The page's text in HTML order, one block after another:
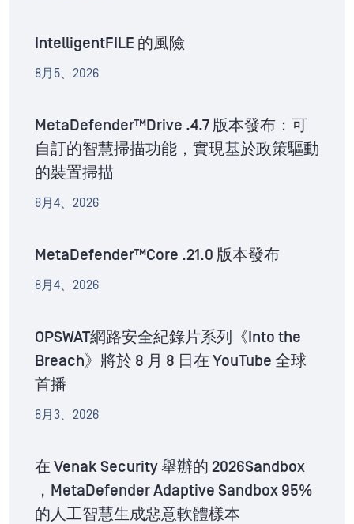
IntelligentFILE 的風險
8月5、2026
MetaDefender™Drive .4.7 版本發布：可
自訂的智慧掃描功能，實現基於政策驅動
的裝置掃描
8月4、2026
MetaDefender™Core .21.0 版本發布
8月4、2026
OPSWAT網路安全紀錄片系列《Into the
Breach》將於 8 月 8 日在 YouTube 全球
首播
8月3、2026
在 Venak Security 舉辦的 2026Sandbox
，MetaDefender Adaptive Sandbox 95%
的人工智慧生成惡意軟體樣本